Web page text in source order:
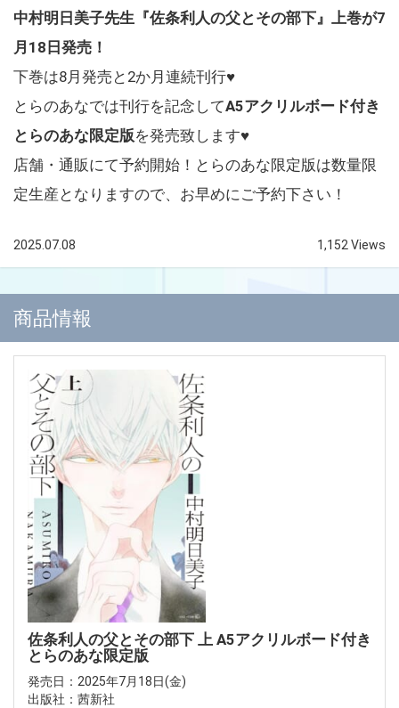
中村明日美子先生『佐条利人の父とその部下』上巻が7
月18日発売！
下巻は8月発売と2か月連続刊行♥
とらのあなでは刊行を記念してA5アクリルボード付き
とらのあな限定版を発売致します♥
店舗・通販にて予約開始！とらのあな限定版は数量限
定生産となりますので、お早めにご予約下さい！
2025.07.08 1,152 Views
商品情報
佐条利人の父とその部下 上 A5アクリルボード付き
とらのあな限定版
発売日：2025年7月18日(金)
出版社：茜新社